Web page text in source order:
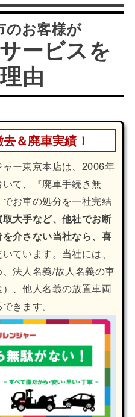
のお客様が
ービスを
由
＆廃車実績！
ー東京本店は、2006年
て、『廃車手続き無
お車の処分を一社完結
取大手など、他社でお断
介さない当社なら、喜
ています。当社には、
法人名義/故人名義の車
）、他人名義の放置車両
きます。